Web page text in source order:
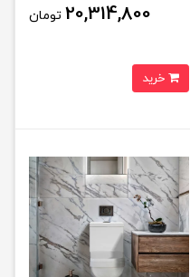
20,314,800 تومان